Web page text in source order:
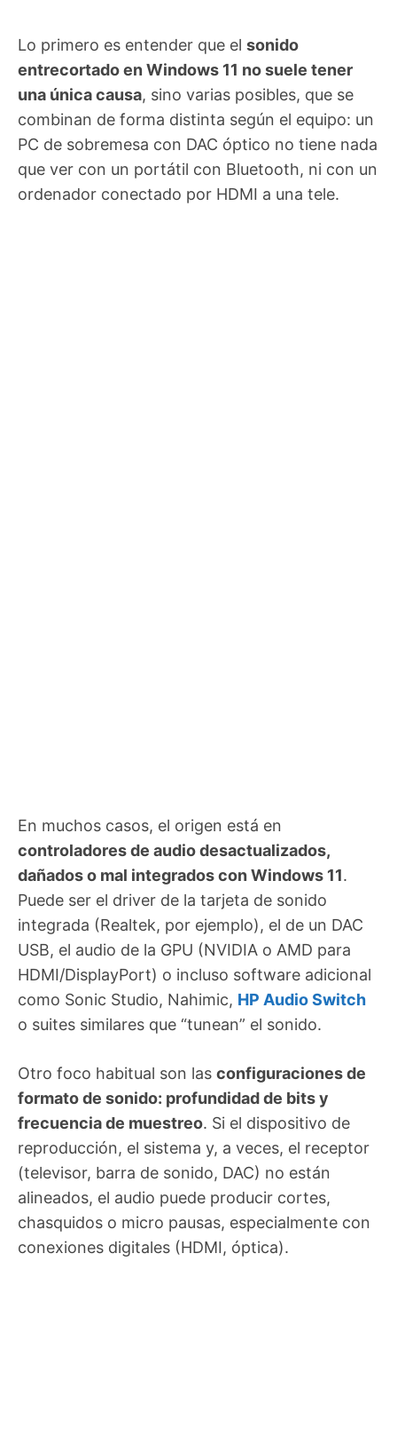
Lo primero es entender que el sonido
entrecortado en Windows 11 no suele tener
una única causa, sino varias posibles, que se
combinan de forma distinta según el equipo: un
PC de sobremesa con DAC óptico no tiene nada
que ver con un portátil con Bluetooth, ni con un
ordenador conectado por HDMI a una tele.
En muchos casos, el origen está en
controladores de audio desactualizados,
dañados o mal integrados con Windows 11.
Puede ser el driver de la tarjeta de sonido
integrada (Realtek, por ejemplo), el de un DAC
USB, el audio de la GPU (NVIDIA o AMD para
HDMI/DisplayPort) o incluso software adicional
como Sonic Studio, Nahimic, HP Audio Switch
o suites similares que “tunean” el sonido.
Otro foco habitual son las configuraciones de
formato de sonido: profundidad de bits y
frecuencia de muestreo. Si el dispositivo de
reproducción, el sistema y, a veces, el receptor
(televisor, barra de sonido, DAC) no están
alineados, el audio puede producir cortes,
chasquidos o micro pausas, especialmente con
conexiones digitales (HDMI, óptica).